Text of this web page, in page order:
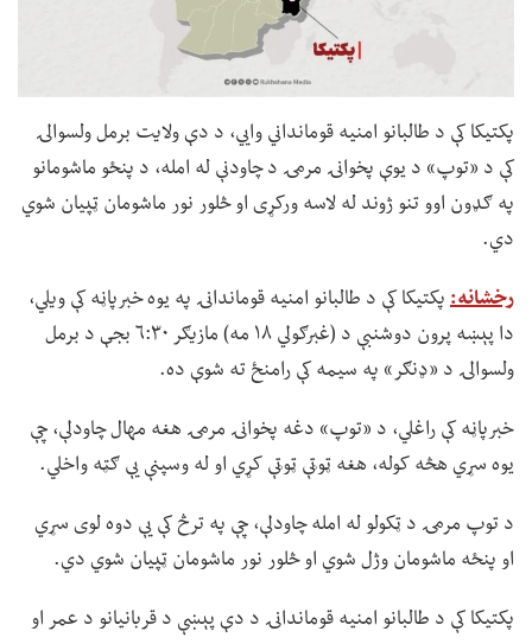
پکتیکا کې د طالبانو امنیه قومانداني وايي، د دې ولایت برمل ولسوالۍ
کې د «توپ» د یوې پخوانۍ مرمۍ د چاودنې له امله، د پنځو ماشومانو
په ګډون اوو تنو ژوند له لاسه ورکړی او څلور نور ماشومان ټپیان شوي
دي.
رخشانه:پکتیکا کې د طالبانو امنیه قوماندانۍ په یوه خبرپاڼه کې ویلي،
دا پېښه پرون دوشنبې د (غبرګولي ۱۸ مه) مازیګر ۶:۳۰ بجې د برمل
ولسوالۍ د «ډنګر» په سیمه کې رامنځ ته شوې ده.
خبرپاڼه کې راغلي، د «توپ» دغه پخوانۍ مرمۍ هغه مهال چاودلې، چې
یوه سړي هڅه کوله، هغه ټوټې ټوټې کړي او له وسپنې یې ګټه واخلي.
د توپ مرمۍ د ټکولو له امله چاودلې، چې په ترڅ کې یې دوه لوی سړي
او پنځه ماشومان وژل شوي او څلور نور ماشومان ټپیان شوي دي.
پکتیکا کې د طالبانو امنیه قوماندانۍ د دې پېښې د قربانیانو د عمر او